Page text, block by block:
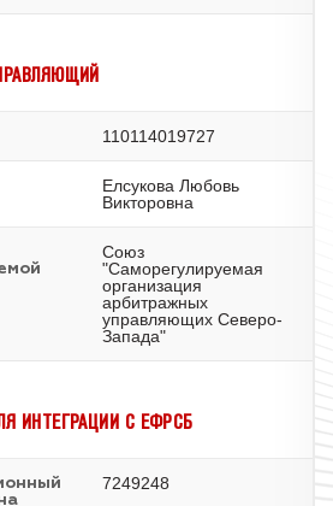
110114019727
Елсукова Любовь
Викторовна
Союз
"Саморегулируемая
организация
арбитражных
управляющих Северо-
Запада"
ИНТЕГРАЦИИ С ЕФРСБ
7249248